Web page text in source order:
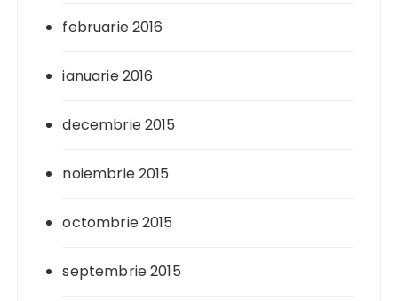
februarie 2016
ianuarie 2016
decembrie 2015
noiembrie 2015
octombrie 2015
septembrie 2015